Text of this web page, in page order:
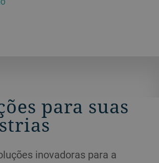
para suas
inovadoras para a